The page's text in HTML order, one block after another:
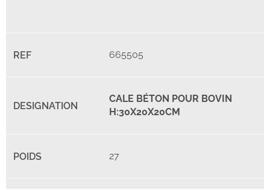
665505
CALE BÉTON POUR BOVIN
H:30X20X20CM
27